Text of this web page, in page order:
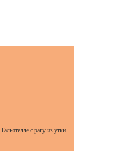
Тальятелле с рагу из утки